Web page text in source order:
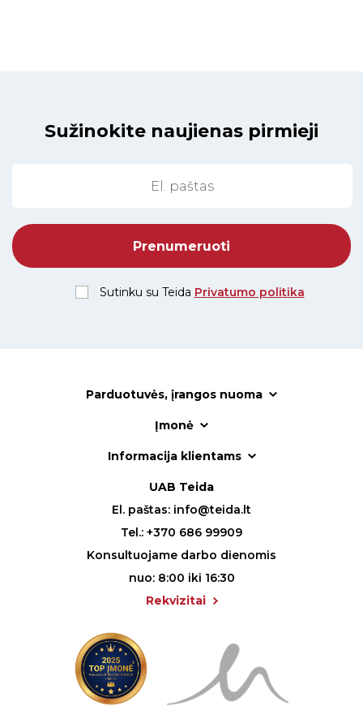
Sužinokite naujienas pirmieji
Sutinku su Teida Privatumo politika
Parduotuvės, įrangos nuoma
Įmonė
Informacija klientams
UAB Teida
El. paštas: info@teida.lt
Tel.: +370 686 99909
Konsultuojame darbo dienomis
nuo: 8:00 iki 16:30
Rekvizitai